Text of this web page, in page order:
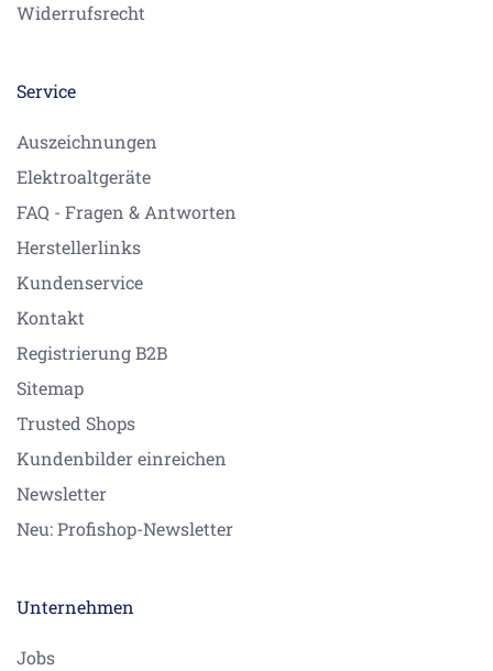
Widerrufsrecht
Service
Auszeichnungen
Elektroaltgeräte
FAQ - Fragen & Antworten
Herstellerlinks
Kundenservice
Kontakt
Registrierung B2B
Sitemap
Trusted Shops
Kundenbilder einreichen
Newsletter
Neu: Profishop-Newsletter
Unternehmen
Jobs